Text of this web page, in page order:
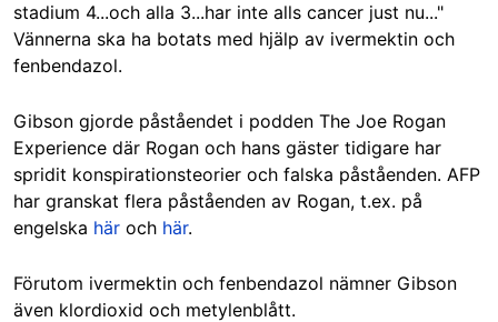
stadium 4...och alla 3...har inte alls cancer just nu..."
Vännerna ska ha botats med hjälp av ivermektin och
fenbendazol.
Gibson gjorde påståendet i podden The Joe Rogan
Experience där Rogan och hans gäster tidigare har
spridit konspirationsteorier och falska påståenden. AFP
har granskat flera påståenden av Rogan, t.ex. på
engelska här och här.
Förutom ivermektin och fenbendazol nämner Gibson
även klordioxid och metylenblått.